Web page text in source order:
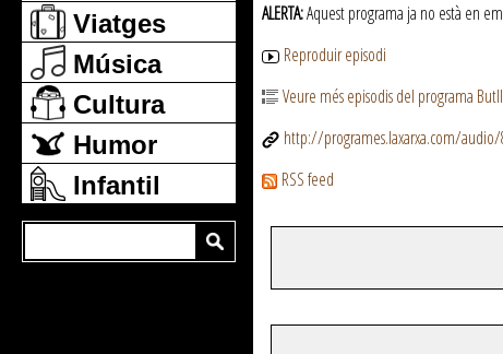
Viatges
Música
Cultura
Humor
Infantil
ALERTA:Aquest programa ja no està en
Reproduir episodi
Veure més episodis del programa
http://programes.laxarxa.com/audio/
RSS feed